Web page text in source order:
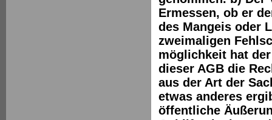
Ermessen, ob er
des Mangeis oder
zweimaligen
möglichkeit hat
dieser AGB die
aus der Art der
etwas anderes
öffentliche